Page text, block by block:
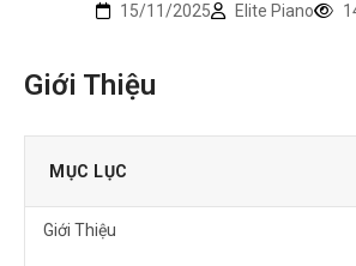
15/11/2025 Elite Piano
Giới Thiệu
MỤC LỤC
Giới Thiệu